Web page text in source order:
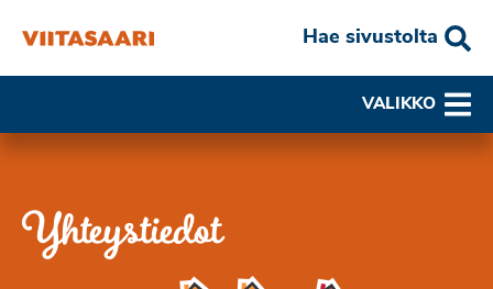
Hae sivustolta
VALIKKO
Yhteystiedot